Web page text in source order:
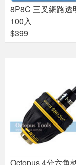
8P8C 三叉網路透
100入
$399